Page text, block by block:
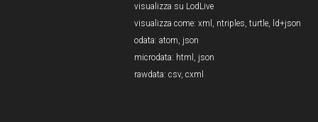
visualizza su LodLive
visualizza come: xml , ntriples, turtle, ld+json
odata: atom, json
microdata: html , json
rawdata: csv, cxml